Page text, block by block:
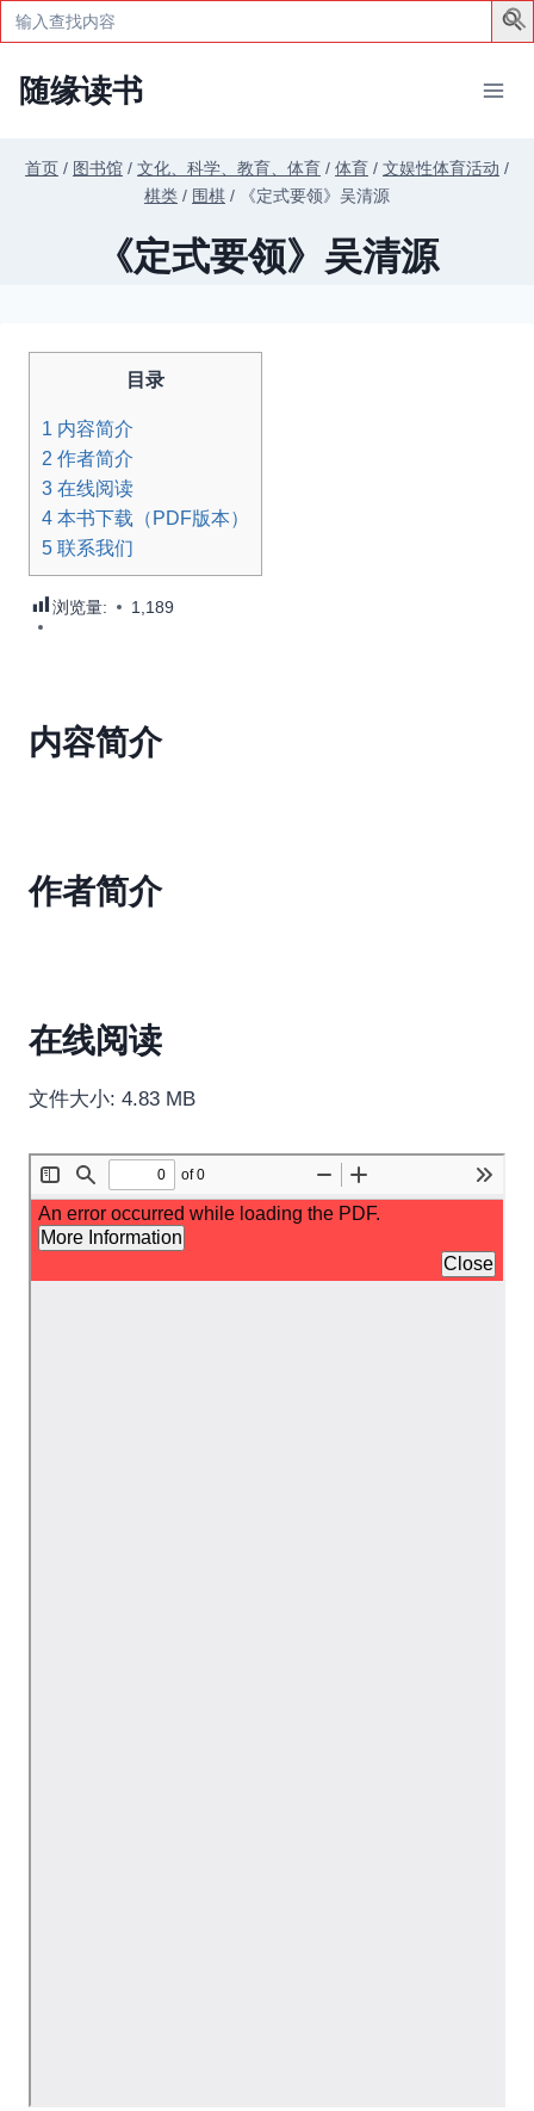
Search
for:
随缘读书
首页 / 图书馆 / 文化、科学、教育、体育 / 体育 / 文娱性体育活动 /
棋类 / 围棋 / 《定式要领》吴清源
《定式要领》吴清源
目录
1 内容简介
2 作者简介
3 在线阅读
4 本书下载（PDF版本）
5 联系我们
浏览量: 1,189
内容简介
作者简介
在线阅读
文件大小: 4.83 MB